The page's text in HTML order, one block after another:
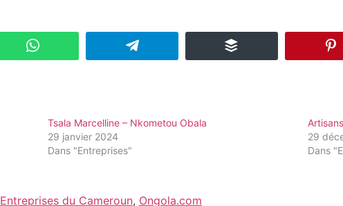
Tsala Marcelline – Nkometou Obala
29 janvier 2024
Dans "Entreprises"
29
Dans
Entreprises du Cameroun, Ongola.com